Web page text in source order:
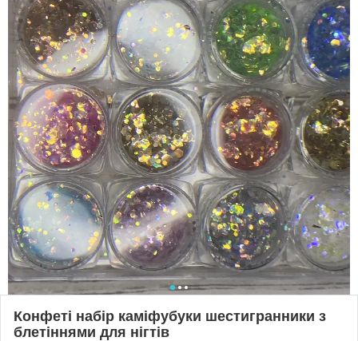
Конфеті набір каміфубуки шестигранники з
блетіннями для нігтів